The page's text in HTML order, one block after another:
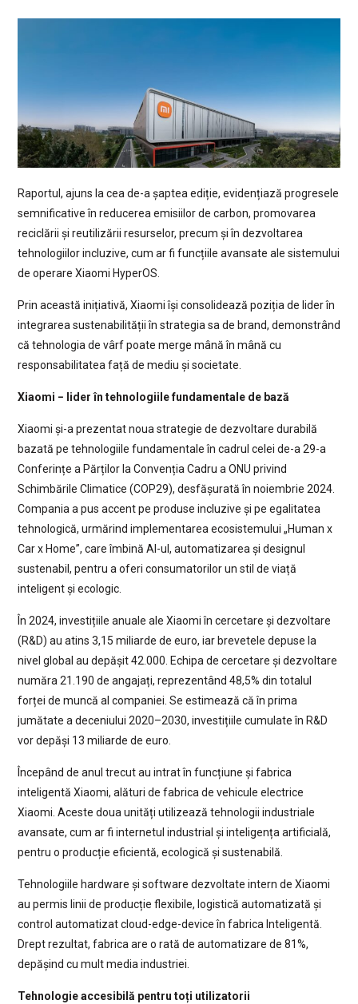
Raportul, ajuns la cea de-a șaptea ediție, evidențiază progresele
semnificative în reducerea emisiilor de carbon, promovarea
reciclării și reutilizării resurselor, precum și în dezvoltarea
tehnologiilor incluzive, cum ar fi funcțiile avansate ale sistemului
de operare Xiaomi HyperOS.
Prin această inițiativă, Xiaomi își consolidează poziția de lider în
integrarea sustenabilității în strategia sa de brand, demonstrând
că tehnologia de vârf poate merge mână în mână cu
responsabilitatea față de mediu și societate.
Xiaomi − lider în tehnologiile fundamentale de bază
Xiaomi și-a prezentat noua strategie de dezvoltare durabilă
bazată pe tehnologiile fundamentale în cadrul celei de-a 29-a
Conferințe a Părților la Convenția Cadru a ONU privind
Schimbările Climatice (COP29), desfășurată în noiembrie 2024.
Compania a pus accent pe produse incluzive și pe egalitatea
tehnologică, urmărind implementarea ecosistemului „Human x
Car x Home”, care îmbină AI-ul, automatizarea și designul
sustenabil, pentru a oferi consumatorilor un stil de viață
inteligent și ecologic.
În 2024, investițiile anuale ale Xiaomi în cercetare și dezvoltare
(R&D) au atins 3,15 miliarde de euro, iar brevetele depuse la
nivel global au depășit 42.000. Echipa de cercetare și dezvoltare
număra 21.190 de angajați, reprezentând 48,5% din totalul
forței de muncă al companiei. Se estimează că în prima
jumătate a deceniului 2020–2030, investițiile cumulate în R&D
vor depăși 13 miliarde de euro.
Începând de anul trecut au intrat în funcțiune și fabrica
inteligentă Xiaomi, alături de fabrica de vehicule electrice
Xiaomi. Aceste doua unități utilizează tehnologii industriale
avansate, cum ar fi internetul industrial și inteligența artificială,
pentru o producție eficientă, ecologică și sustenabilă.
Tehnologiile hardware și software dezvoltate intern de Xiaomi
au permis linii de producție flexibile, logistică automatizată și
control automatizat cloud-edge-device în fabrica Inteligentă.
Drept rezultat, fabrica are o rată de automatizare de 81%,
depășind cu mult media industriei.
Tehnologie accesibilă pentru toți utilizatorii